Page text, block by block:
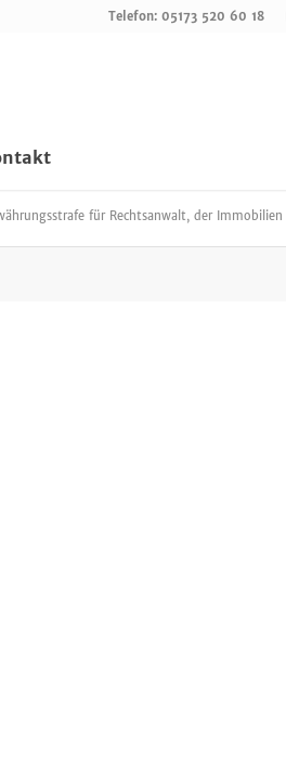
Telefon: 05173 520 60 18
für Rechtsanwalt, der